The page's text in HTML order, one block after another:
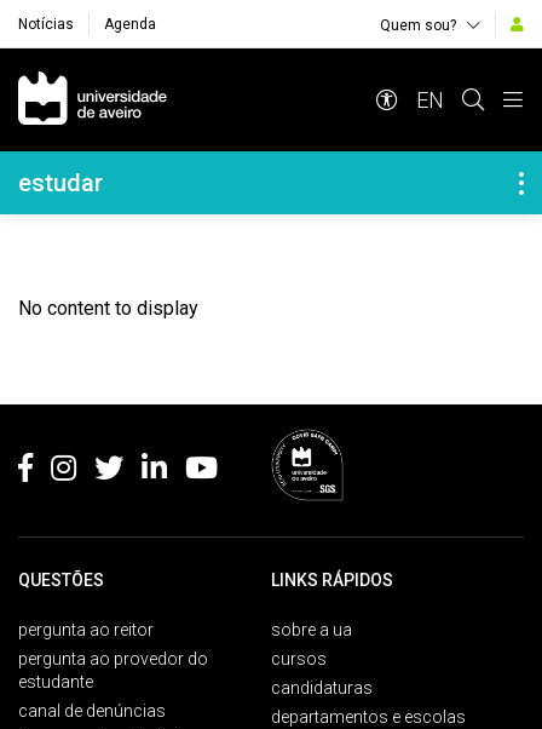
Notícias Agenda Quem sou?
Navegação Principal
EN
Navegação Lateral
estudar
No content to display
QUESTÕES
pergunta ao reitor
pergunta ao provedor do
estudante
canal de denúncias
LINKS RÁPIDOS
sobre a ua
cursos
candidaturas
departamentos e escolas